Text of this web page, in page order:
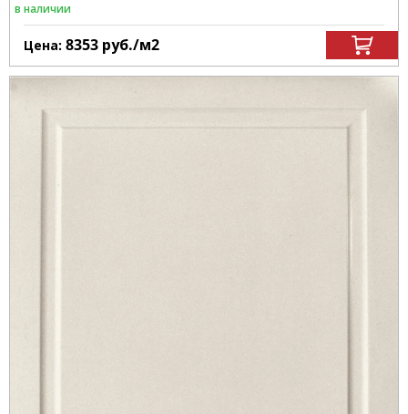
в наличии
Цена: 8353 руб./м2